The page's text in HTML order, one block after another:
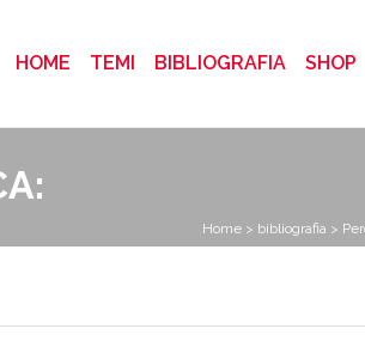
HOME (CURRENT)
TEMI BIBLIOGRAFIA SHOP
Home > bibliografia >